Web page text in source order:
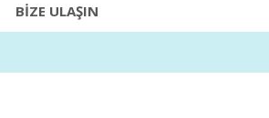
BIZE ULAŞIN